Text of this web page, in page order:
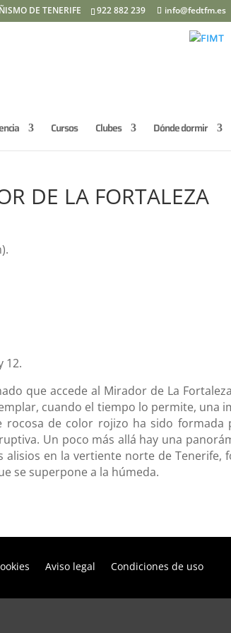
DE TENERIFE 922 882 239 info@fedtfm.es
Cursos Clubes Dónde dormir
DE LA FORTALEZA
12.
que accede al Mirador de La
cuando el tiempo lo permite, una
rocosa de color rojizo ha sido
Un poco más allá hay una
alisios en la vertiente norte de
se superpone a la húmeda.
Aviso legal Condiciones de uso